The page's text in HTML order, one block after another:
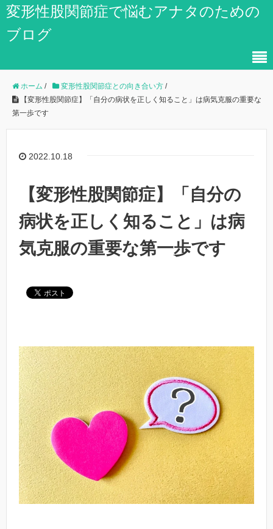
変形性股関節症で悩むアナタのための
ブログ
ホーム / 変形性股関節症との向き合い方 /
【変形性股関節症】「自分の病状を正しく知ること」は病気克服の重要な
第一歩です
2022.10.18
【変形性股関節症】「自分の
病状を正しく知ること」は病
気克服の重要な第一歩です